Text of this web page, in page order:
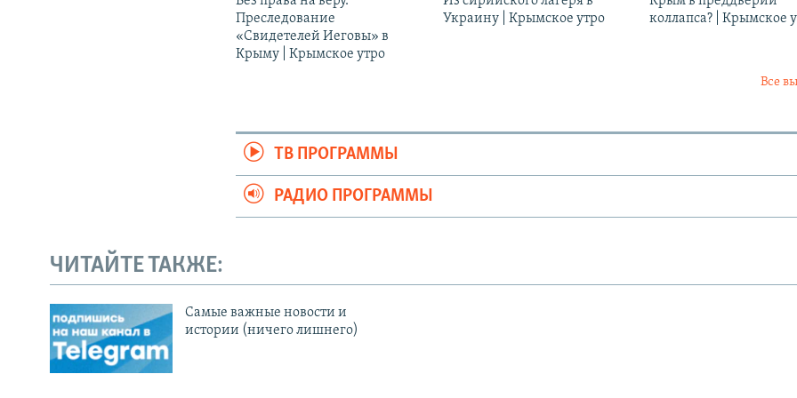
Преследование
«Свидетелей Иеговы» в
Крыму | Крымское утро
Украину | Крымское утро
коллапса? | Крымское
Все
ТВ ПРОГРАММЫ
РАДИО ПРОГРАММЫ
ЧИТАЙТЕ ТАКЖЕ:
Cамые важные новости и
истории (ничего лишнего)